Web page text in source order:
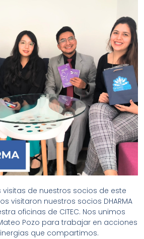
de nuestros socios de este
os visitaron nuestros socios DHARMA
oficinas de CITEC. Nos unimos
Pozo para trabajar en acciones
que compartimos.